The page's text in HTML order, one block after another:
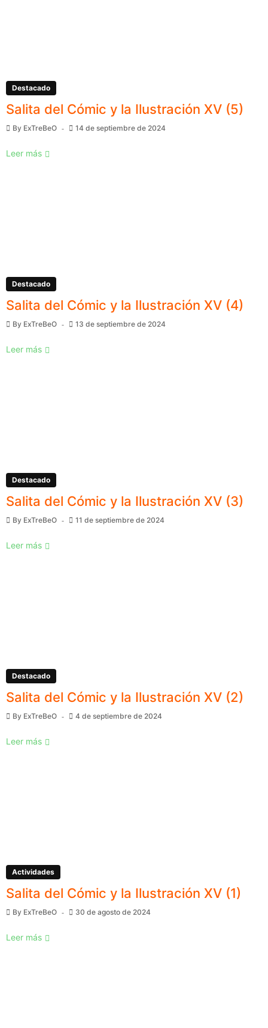
Destacado
Salita del Cómic y la Ilustración XV (5)
By ExTreBeO 14 de septiembre de 2024
Leer más
Destacado
Salita del Cómic y la Ilustración XV (4)
By ExTreBeO 13 de septiembre de 2024
Leer más
Destacado
Salita del Cómic y la Ilustración XV (3)
By ExTreBeO 11 de septiembre de 2024
Leer más
Destacado
Salita del Cómic y la Ilustración XV (2)
By ExTreBeO 4 de septiembre de 2024
Leer más
Actividades
Salita del Cómic y la Ilustración XV (1)
By ExTreBeO 30 de agosto de 2024
Leer más